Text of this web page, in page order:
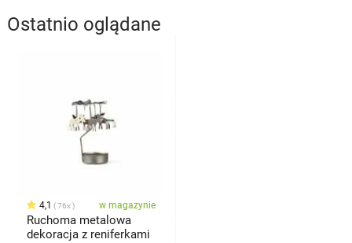
Ostatnio oglądane
4,1 76x w magazynie
Ruchoma metalowa
dekoracja z reniferkami